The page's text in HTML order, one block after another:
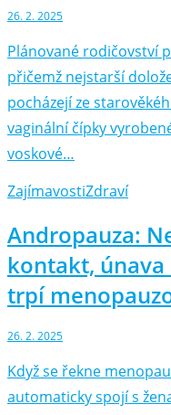
26. 2. 2025
Plánované rodičovství
přičemž nejstarší
pocházejí ze
vaginální čípky
voskové…
ZajímavostiZdraví
Andropauza:
kontakt, únava
trpí
26. 2. 2025
Když se řekne
automaticky spojí s